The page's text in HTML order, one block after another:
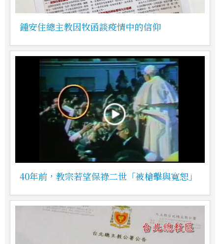
鍾安住總主教因牧函談疫情中的信仰
40年前，教宗若望保祿二世「被槍擊與寬恕」